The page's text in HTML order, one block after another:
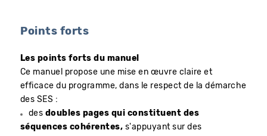
Points forts
Les points forts du manuel
Ce manuel propose une mise en œuvre claire et
efficace du programme, dans le respect de la démarche
des SES :
des doubles pages qui constituent des
séquences cohérentes, s'appuyant sur des